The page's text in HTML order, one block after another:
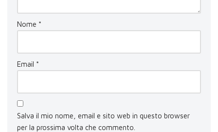
Nome *
Email *
Salva il mio nome, email e sito web in questo browser
per la prossima volta che commento.